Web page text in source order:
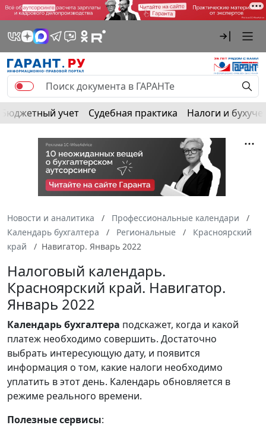
Бюджетный учет Судебная практика Налоги и
Новости и аналитика
Профессиональные календари
Календарь бухгалтера
Региональные
Красноярский
край
Навигатор. Январь 2022
Налоговый календарь.
Красноярский край. Навигатор.
Январь 2022
Календарьбухгалтера подскажет, когда и какой
платеж необходимо совершить. Достаточно
выбрать интересующую дату, и появится
информация о том, какие налоги необходимо
уплатить в этот день. Календарь обновляется в
режиме реального времени.
Полезные сервисы: